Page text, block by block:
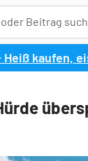
Heiß kaufen,